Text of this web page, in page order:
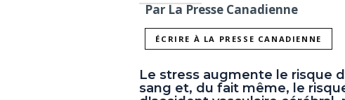
Par La Presse Canadienne
ÉCRIRE À LA PRESSE CANADIENNE
Le stress augmente le risque
sang et, du fait même, le